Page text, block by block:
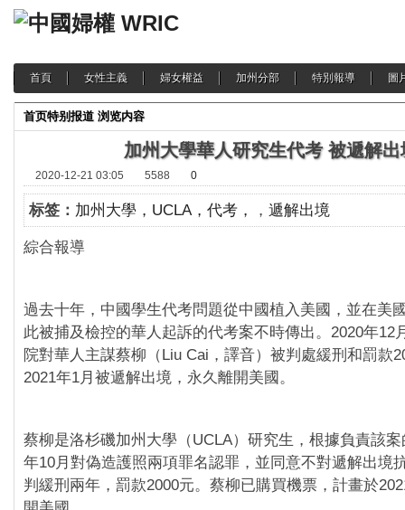
首頁 女性主義 婦女權益 加州分部 特別報導 圖
首页特别报道 浏览内容
加州大學華人研究生代考 被遞解出
2020-12-21 03:05 5588 0
标签： 加州大學，UCLA，代考， ， 遞解出境
綜合報導 2020-
過去十年，中國學生代考問題從中國植入美國，並在美
此被捕及檢控的華人起訴的代考案不時傳出。2020年12
院對華人主謀蔡柳（Liu Cai，譯音）被判處緩刑和罰款
2021年1月被遞解出境，永久離開美國。
蔡柳是洛杉磯加州大學（UCLA）研究生，根據負責該
年10月對偽造護照兩項罪名認罪，並同意不對遞解出境
判緩刑兩年，罰款2000元。蔡柳已購買機票，計畫於